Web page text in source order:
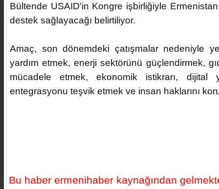
Bültende USAID'in Kongre işbirliğiyle
destek sağlayacağı belirtiliyor.
Amaç, son dönemdeki çatışmalar nedeniyle
yardım etmek, enerji sektörünü güçlendirmek,
mücadele etmek, ekonomik istikrarı, dijital
entegrasyonu teşvik etmek ve insan haklarını
Bu haber ermenihaber kaynağından